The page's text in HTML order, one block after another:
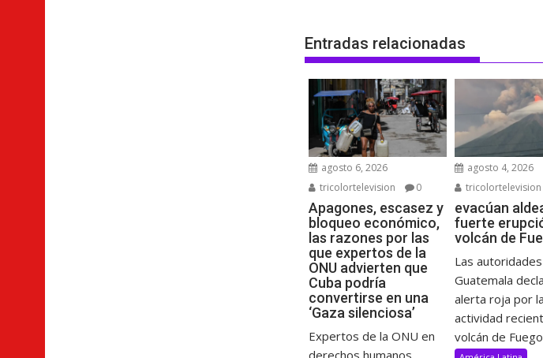
Entradas relacionadas
agosto 6, 2026
tricolortelevision
0
Apagones, escasez y
bloqueo económico,
las razones por las
que expertos de la
ONU advierten que
Cuba podría
convertirse en una
‘Gaza silenciosa’
Expertos de la ONU en
derechos humanos
agosto 4, 2026
tricolortelevision
evacúan
fuerte
volcán de
Las
Guatemala
alerta roja por la
actividad
volcán de